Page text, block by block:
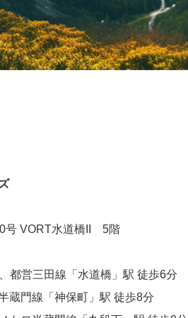
号 VORT水道橋II 5階
都営三田線「水道橋」駅 徒歩6分
蔵門線「神保町」駅 徒歩8分